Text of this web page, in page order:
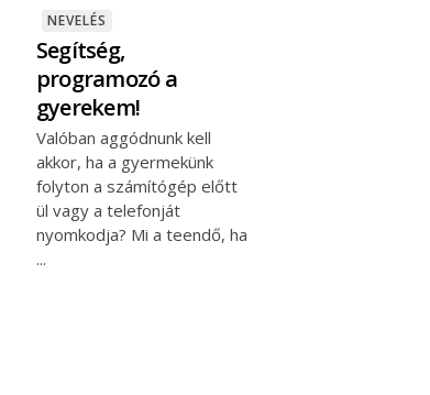
NEVELÉS
Segítség,
programozó a
gyerekem!
Valóban aggódnunk kell
akkor, ha a gyermekünk
folyton a számítógép előtt
ül vagy a telefonját
nyomkodja? Mi a teendő, ha